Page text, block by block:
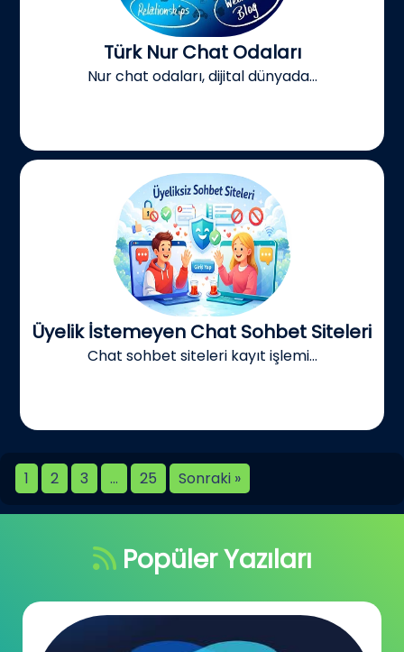
Türk Nur Chat Odaları
Nur chat odaları, dijital dünyada...
Üyelik İstemeyen Chat Sohbet Siteleri
Chat sohbet siteleri kayıt işlemi...
1 2 3 … 25 Sonraki »
Popüler Yazıları